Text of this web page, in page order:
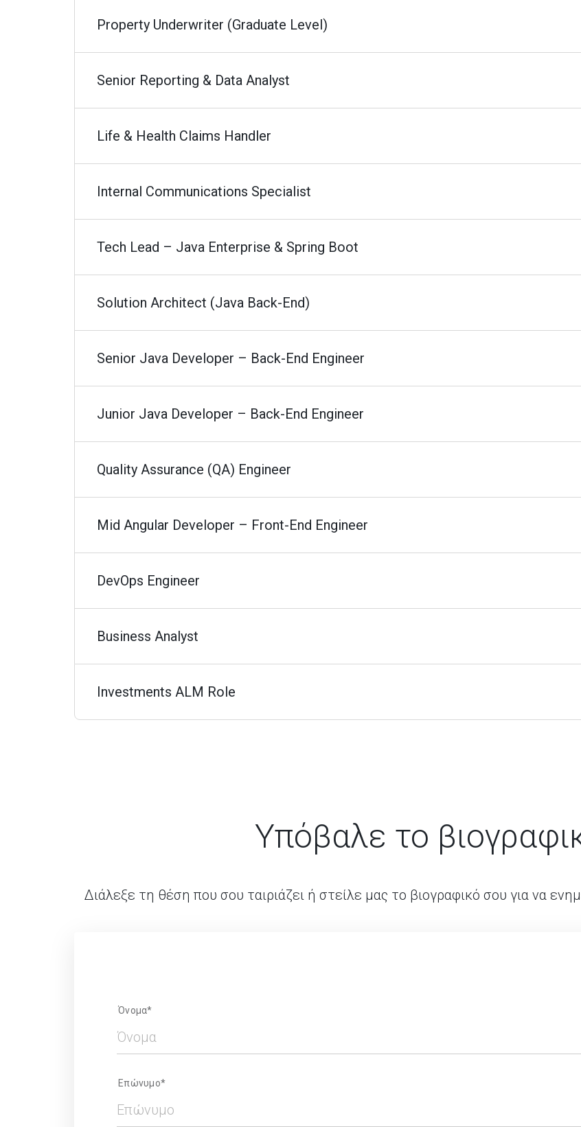
Property Underwriter (Graduate Level)
Senior Reporting & Data Analyst
Life & Health Claims Handler
Internal Communications Specialist
Tech Lead – Java Enterprise & Spring Boot
Solution Architect (Java Back-End)
Senior Java Developer – Back-End Engineer
Junior Java Developer – Back-End Engineer
Quality Assurance (QA) Engineer
Mid Angular Developer – Front-End Engineer
DevOps Engineer
Business Analyst
Investments ALM Role
Υπόβαλε το
Διάλεξε τη θέση που σου ταιριάζει ή στείλε μας το βιογραφικό σου για να
Όνομα*
Επώνυμο*